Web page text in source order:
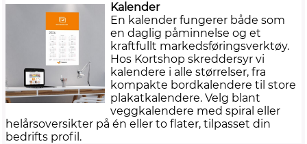
Kalender
En kalender fungerer både som
en daglig påminnelse og et
kraftfullt markedsføringsverktøy.
Hos Kortshop skreddersyr vi
kalendere i alle størrelser, fra
kompakte bordkalendere til store
plakatkalendere. Velg blant
veggkalendere med spiral eller
helårsoversikter på én eller to flater, tilpasset din
bedrifts profil.